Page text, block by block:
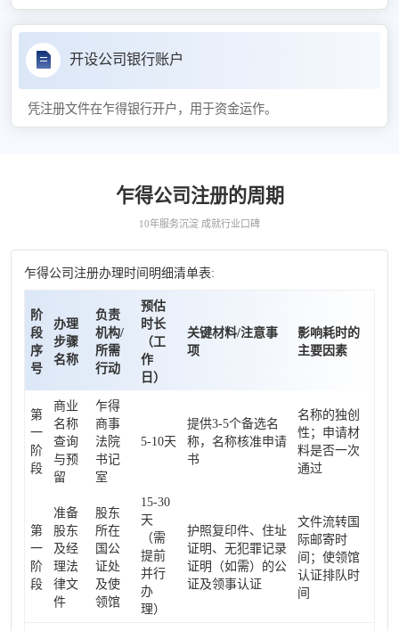
开设公司银行账户
凭注册文件在乍得银行开户，用于资金运作。
乍得公司注册的周期
10年服务沉淀 成就行业口碑
乍得公司注册办理时间明细清单表:
阶
段
序
号
办理
步骤
名称
负责
机构/
所需
行动
预估
时长
（工
作
日）
关键材料/注意事
项
影响耗时的
主要因素
第
一
阶
段
商业
名称
查询
与预
留
乍得
商事
法院
书记
室
5-10天
提供3-5个备选名
称，名称核准申请
书
名称的独创
性；申请材
料是否一次
通过
第
一
阶
段
准备
股东
及经
理法
律文
件
股东
所在
国公
证处
及使
领馆
15-30
天
（需
提前
并行
办
理）
护照复印件、住址
证明、无犯罪记录
证明（如需）的公
证及领事认证
文件流转国
际邮寄时
间；使领馆
认证排队时
间